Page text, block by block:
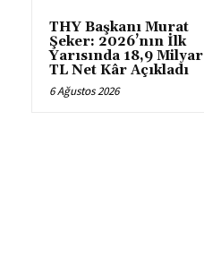
THY Başkanı Murat
Şeker: 2026’nın İlk
Yarısında 18,9 Milyar
TL Net Kâr Açıkladı
6 Ağustos 2026